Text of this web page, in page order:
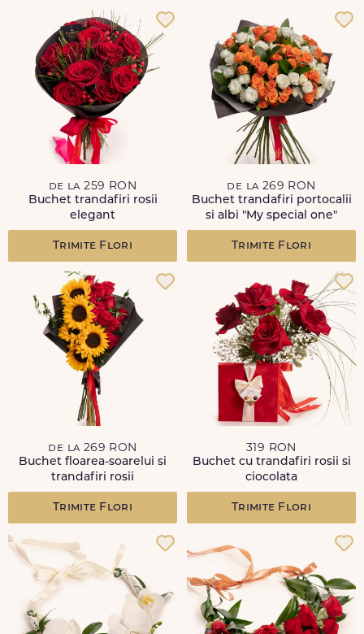
de la 259 RON
Buchet trandafiri rosii
elegant
Trimite Flori
de la 269 RON
Buchet trandafiri portocalii
si albi "My special one"
Trimite Flori
de la 269 RON
Buchet floarea-soarelui si
trandafiri rosii
Trimite Flori
319 RON
Buchet cu trandafiri rosii si
ciocolata
Trimite Flori